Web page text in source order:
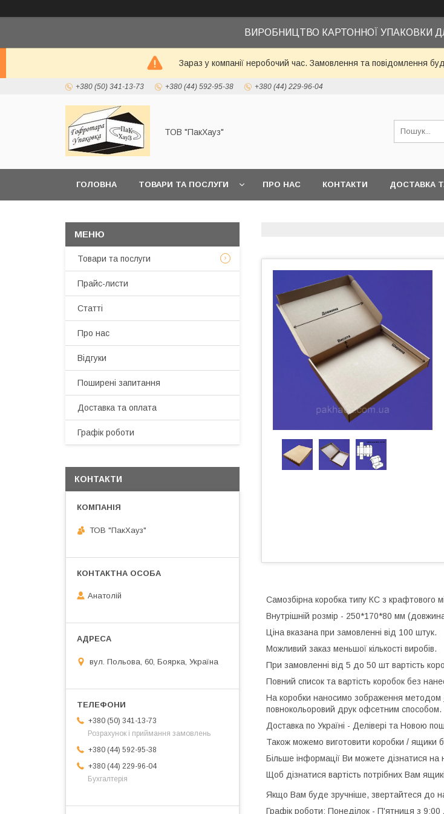
ВИРОБНИЦТВО КАРТОННОЇ УПАКОВКИ
Зараз у компанії неробочий час. Замовлення та повідомлення
+380 (50) 341-13-73 +380 (44) 592-95-38 +380 (44) 229-96-04
ТОВ "ПакХауз"
ГОЛОВНА ТОВАРИ ТА ПОСЛУГИ ПРО НАС КОНТАКТИ ДОСТАВКА
Самозбірна коробка типу КС з крафтового
Внутрішній розмір - 250*170*80 мм
Ціна вказана при замовленні від 100 штук.
Можливий заказ меньшої кількості виробів.
При замовленні від 5 до 50 шт вартість
Повний список та вартість коробок без
На коробки наносимо зображення методом
повнокольоровий друк офсетним способом.
Доставка по Україні - Делівері та Новою
Також можемо виготовити коробки / ящики
Більше інформації Ви можете дізнатися на
Щоб дізнатися вартість потрібних Вам
Якщо Вам буде зручніше, звертайтеся до
Графік роботи: Понеділок - П'ятниця з
Товари та послуги
Прайс-листи
Статті
Про нас
Відгуки
Поширені запитання
Доставка та оплата
Графік роботи
КОНТАКТИ
ТОВ "ПакХауз"
Анатолій
вул. Польова, 60, Боярка, Україна
+380 (50) 341-13-73
Розрахунок і приймання замовлень
+380 (44) 592-95-38
+380 (44) 229-96-04
Бухгалтерія